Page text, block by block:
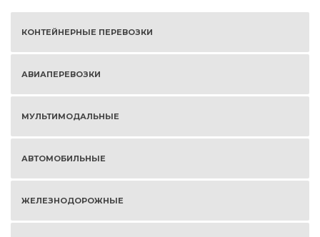
КОНТЕЙНЕРНЫЕ ПЕРЕВОЗКИ
АВИАПЕРЕВОЗКИ
МУЛЬТИМОДАЛЬНЫЕ
АВТОМОБИЛЬНЫЕ
ЖЕЛЕЗНОДОРОЖНЫЕ